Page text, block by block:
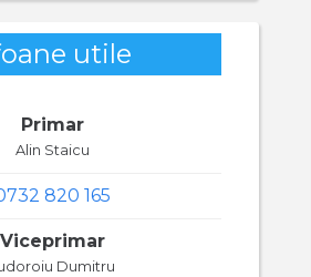
utile
Primar
Alin Staicu
820 165
Viceprimar
Dumitru